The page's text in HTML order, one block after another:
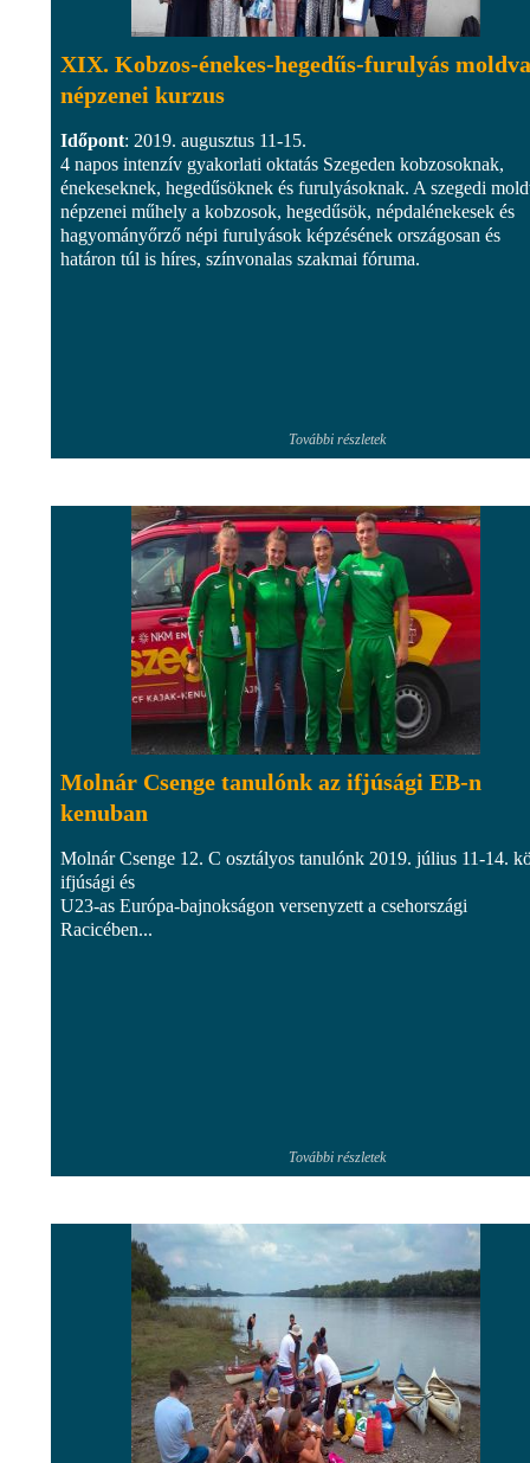
XIX. Kobzos-énekes-hegedűs-furulyás
népzenei kurzus
Időpont: 2019. augusztus 11-15.
4 napos intenzív gyakorlati oktatás Szegeden kobzosoknak,
énekeseknek, hegedűsöknek és furulyásoknak. A szegedi
népzenei műhely a kobzosok, hegedűsök, népdalénekesek és
hagyományőrző népi furulyások képzésének országosan és
határon túl is híres, színvonalas szakmai fóruma.
További részletek
Molnár Csenge tanulónk az ifjúsági EB-n
kenuban
Molnár Csenge 12. C osztályos tanulónk 2019. július 11-14.
ifjúsági és
U23-as Európa-bajnokságon versenyzett a csehországi
Racicében...
További részletek